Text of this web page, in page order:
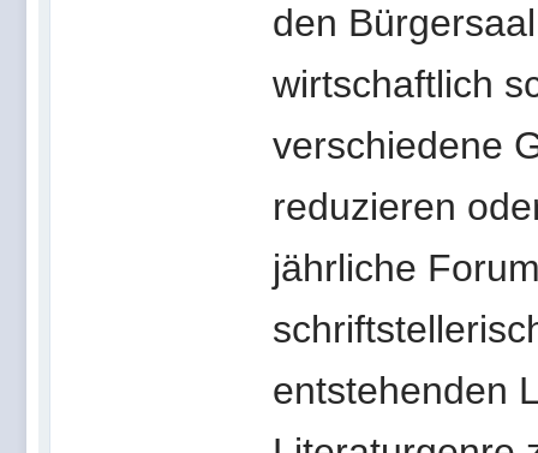
den
wirtschaftlich
verschiedene
reduzieren
jährliche
entstehenden